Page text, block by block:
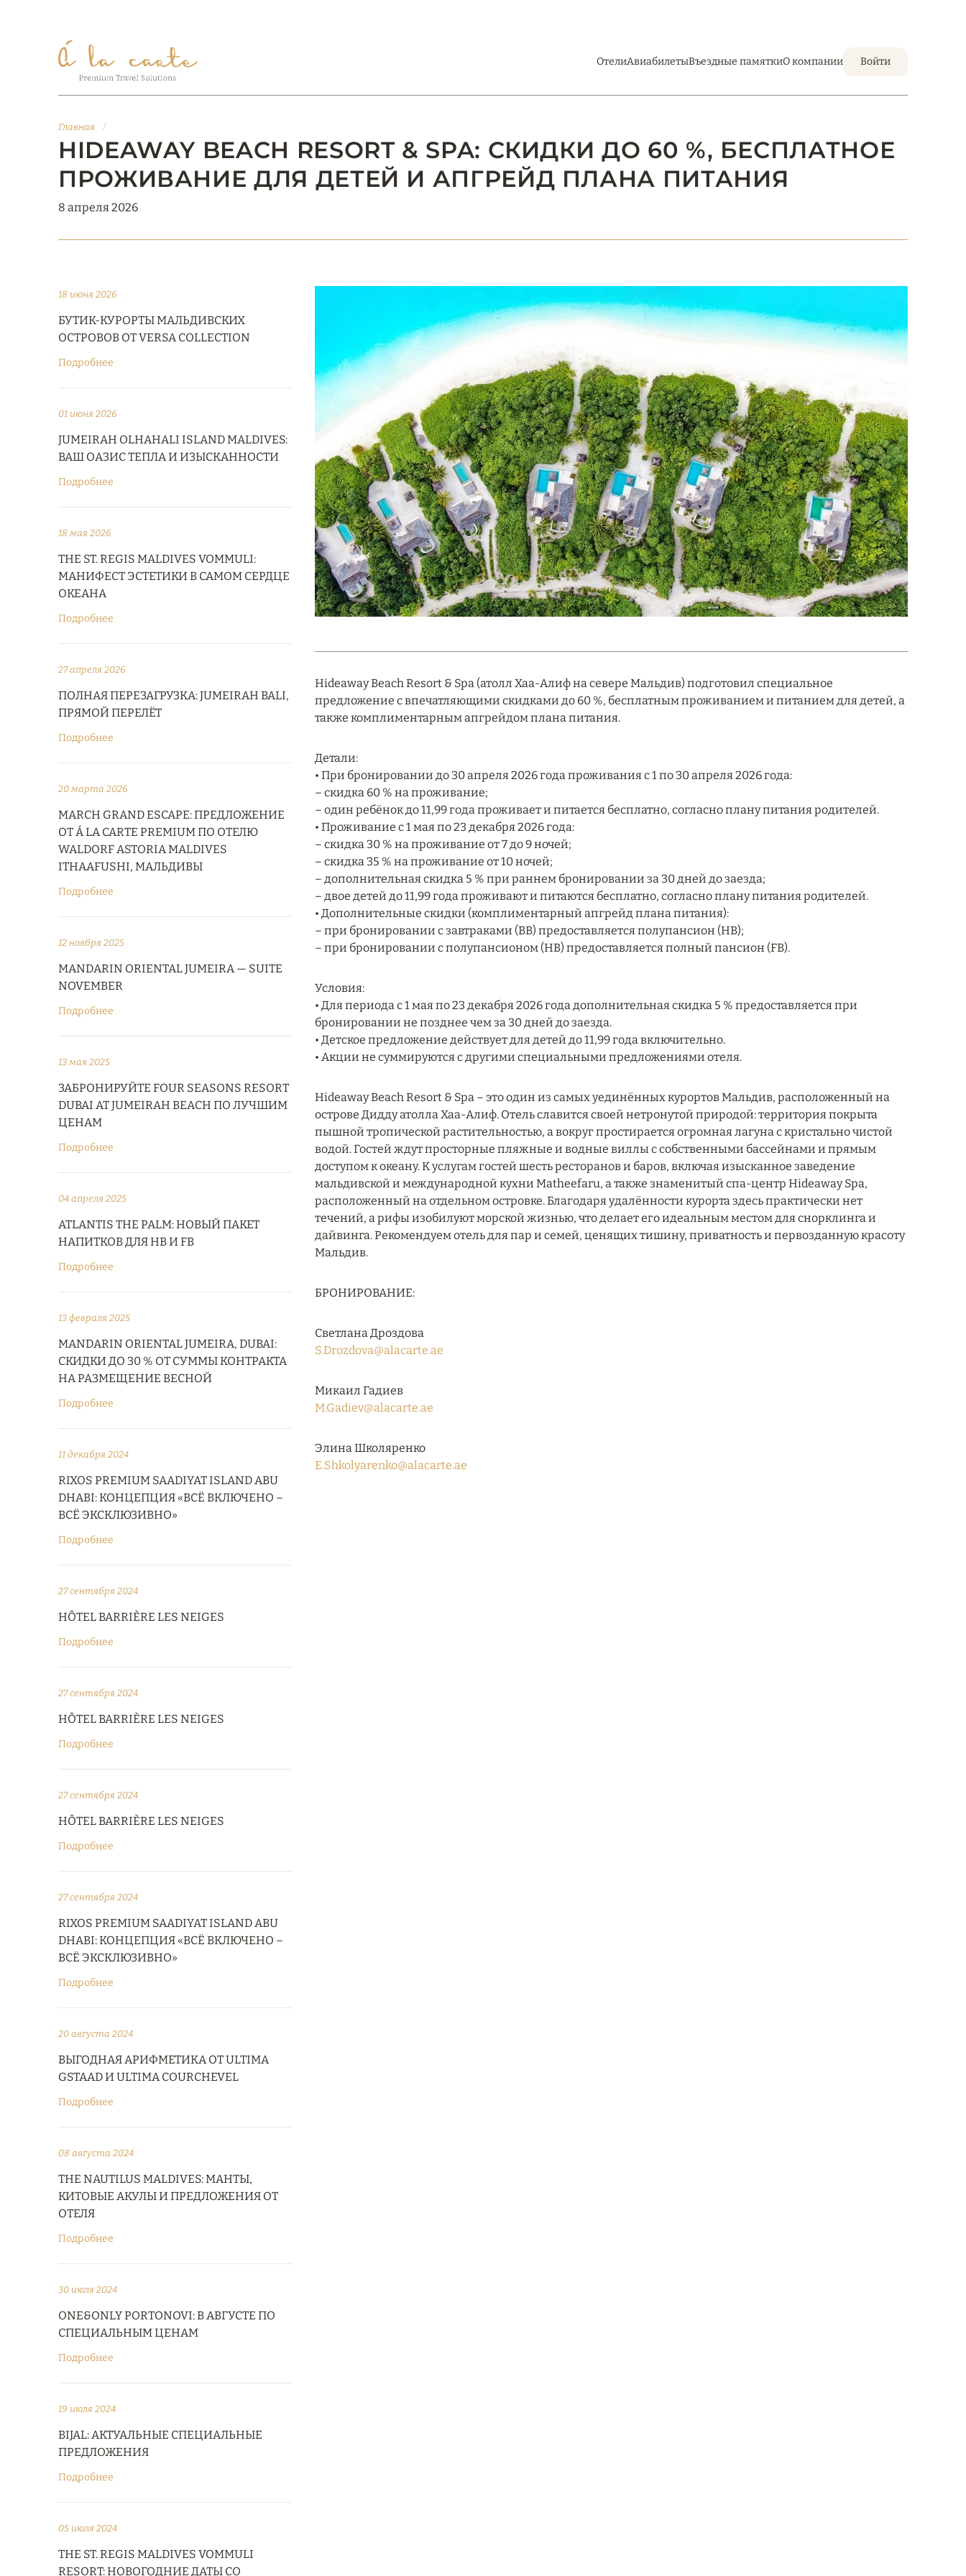
ОтелиАвиабилетыВъездные памяткиО компании Войти
Главная /
HIDEAWAY BEACH RESORT & SPA: СКИДКИ ДО 60 %, БЕСПЛАТНОЕ
ПРОЖИВАНИЕ ДЛЯ ДЕТЕЙ И АПГРЕЙД ПЛАНА ПИТАНИЯ
8 апреля 2026
18 июня 2026
БУТИК-КУРОРТЫ МАЛЬДИВСКИХ
ОСТРОВОВ ОТ VERSA COLLECTION
Подробнее
01 июня 2026
JUMEIRAH OLHAHALI ISLAND MALDIVES:
ВАШ ОАЗИС ТЕПЛА И ИЗЫСКАННОСТИ
Подробнее
18 мая 2026
THE ST. REGIS MALDIVES VOMMULI:
МАНИФЕСТ ЭСТЕТИКИ В САМОМ СЕРДЦЕ
ОКЕАНА
Подробнее
27 апреля 2026
ПОЛНАЯ ПЕРЕЗАГРУЗКА: JUMEIRAH BALI,
ПРЯМОЙ ПЕРЕЛЁТ
Подробнее
20 марта 2026
MARCH GRAND ESCAPE: ПРЕДЛОЖЕНИЕ
ОТ Á LA CARTE PREMIUM ПО ОТЕЛЮ
WALDORF ASTORIA MALDIVES
ITHAAFUSHI, МАЛЬДИВЫ
Подробнее
12 ноября 2025
MANDARIN ORIENTAL JUMEIRA — SUITE
NOVEMBER
Подробнее
13 мая 2025
ЗАБРОНИРУЙТЕ FOUR SEASONS RESORT
DUBAI AT JUMEIRAH BEACH ПО ЛУЧШИМ
ЦЕНАМ
Подробнее
04 апреля 2025
ATLANTIS THE PALM: НОВЫЙ ПАКЕТ
НАПИТКОВ ДЛЯ HB И FB
Подробнее
13 февраля 2025
MANDARIN ORIENTAL JUMEIRA, DUBAI:
СКИДКИ ДО 30 % ОТ СУММЫ КОНТРАКТА
НА РАЗМЕЩЕНИЕ ВЕСНОЙ
Подробнее
11 декабря 2024
RIXOS PREMIUM SAADIYAT ISLAND ABU
DHABI: КОНЦЕПЦИЯ «ВСЁ ВКЛЮЧЕНО –
ВСЁ ЭКСКЛЮЗИВНО»
Подробнее
27 сентября 2024
HÔTEL BARRIÈRE LES NEIGES
Подробнее
27 сентября 2024
HÔTEL BARRIÈRE LES NEIGES
Подробнее
27 сентября 2024
HÔTEL BARRIÈRE LES NEIGES
Подробнее
27 сентября 2024
RIXOS PREMIUM SAADIYAT ISLAND ABU
DHABI: КОНЦЕПЦИЯ «ВСЁ ВКЛЮЧЕНО –
ВСЁ ЭКСКЛЮЗИВНО»
Подробнее
20 августа 2024
ВЫГОДНАЯ АРИФМЕТИКА ОТ ULTIMA
GSTAAD И ULTIMA COURCHEVEL
Подробнее
08 августа 2024
THE NAUTILUS MALDIVES: МАНТЫ,
КИТОВЫЕ АКУЛЫ И ПРЕДЛОЖЕНИЯ ОТ
ОТЕЛЯ
Подробнее
30 июля 2024
ONE&ONLY PORTONOVI: В АВГУСТЕ ПО
СПЕЦИАЛЬНЫМ ЦЕНАМ
Подробнее
19 июля 2024
BIJAL: АКТУАЛЬНЫЕ СПЕЦИАЛЬНЫЕ
ПРЕДЛОЖЕНИЯ
Подробнее
05 июля 2024
THE ST. REGIS MALDIVES VOMMULI
RESORT: НОВОГОДНИЕ ДАТЫ СО
Hideaway Beach Resort & Spa (атолл Хаа-Алиф на севере Мальдив) подготовил специальное
предложение с впечатляющими скидками до 60 %, бесплатным проживанием и питанием для детей, а
также комплиментарным апгрейдом плана питания.
Детали:
• При бронировании до 30 апреля 2026 года проживания с 1 по 30 апреля 2026 года:
– скидка 60 % на проживание;
– один ребёнок до 11,99 года проживает и питается бесплатно, согласно плану питания родителей.
• Проживание с 1 мая по 23 декабря 2026 года:
– скидка 30 % на проживание от 7 до 9 ночей;
– скидка 35 % на проживание от 10 ночей;
– дополнительная скидка 5 % при раннем бронировании за 30 дней до заезда;
– двое детей до 11,99 года проживают и питаются бесплатно, согласно плану питания родителей.
• Дополнительные скидки (комплиментарный апгрейд плана питания):
– при бронировании с завтраками (BB) предоставляется полупансион (HB);
– при бронировании с полупансионом (HB) предоставляется полный пансион (FB).
Условия:
• Для периода с 1 мая по 23 декабря 2026 года дополнительная скидка 5 % предоставляется при
бронировании не позднее чем за 30 дней до заезда.
• Детское предложение действует для детей до 11,99 года включительно.
• Акции не суммируются с другими специальными предложениями отеля.
Hideaway Beach Resort & Spa – это один из самых уединённых курортов Мальдив, расположенный на
острове Дидду атолла Хаа-Алиф. Отель славится своей нетронутой природой: территория покрыта
пышной тропической растительностью, а вокруг простирается огромная лагуна с кристально чистой
водой. Гостей ждут просторные пляжные и водные виллы с собственными бассейнами и прямым
доступом к океану. К услугам гостей шесть ресторанов и баров, включая изысканное заведение
мальдивской и международной кухни Matheefaru, а также знаменитый спа-центр Hideaway Spa,
расположенный на отдельном островке. Благодаря удалённости курорта здесь практически нет
течений, а рифы изобилуют морской жизнью, что делает его идеальным местом для снорклинга и
дайвинга. Рекомендуем отель для пар и семей, ценящих тишину, приватность и первозданную красоту
Мальдив.
БРОНИРОВАНИЕ:
Светлана Дроздова
S.Drozdova@alacarte.ae
Микаил Гадиев
M.Gadiev@alacarte.ae
Элина Школяренко
E.Shkolyarenko@alacarte.ae